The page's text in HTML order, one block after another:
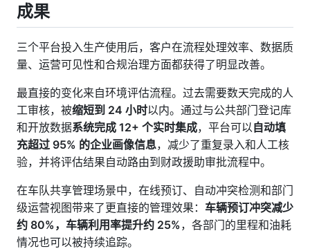
成果
三个平台投入生产使用后，客户在流程处理效率、数据质
量、运营可见性和合规治理方面都获得了明显改善。
最直接的变化来自环境评估流程。过去需要数天完成的人
工审核，被缩短到 24 小时以内。通过与公共部门登记库
和开放数据系统完成 12+ 个实时集成，平台可以 自动填
充超过 95% 的企业画像信息，减少了重复录入和人工核
验，并将评估结果自动路由到财政援助审批流程中。
在车队共享管理场景中，在线预订、自动冲突检测和部门
级运营视图带来了更直接的管理效果： 车辆预订冲突减少
约 80%，车辆利用率提升约 25%，各部门的里程和油耗
情况也可以被持续追踪。